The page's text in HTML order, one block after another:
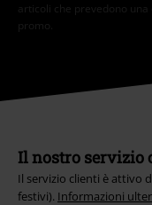
articoli che prevedono
promo.
Il nostro servizio
Il servizio clienti è attivo
festivi). Informazioni